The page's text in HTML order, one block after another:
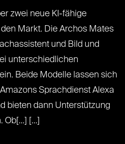
zwei neue KI-fähige
Markt. Die Archos Mates
und Bild und
unterschiedlichen
Beide Modelle lassen sich
Sprachdienst Alexa
bieten dann Unterstützung
[...]